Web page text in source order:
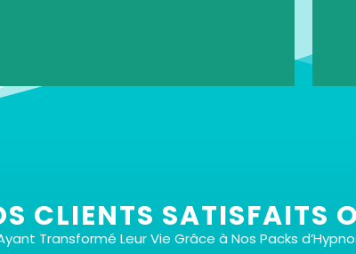
CLIENTS SATISFAITS
Transformé Leur Vie Grâce à Nos Packs